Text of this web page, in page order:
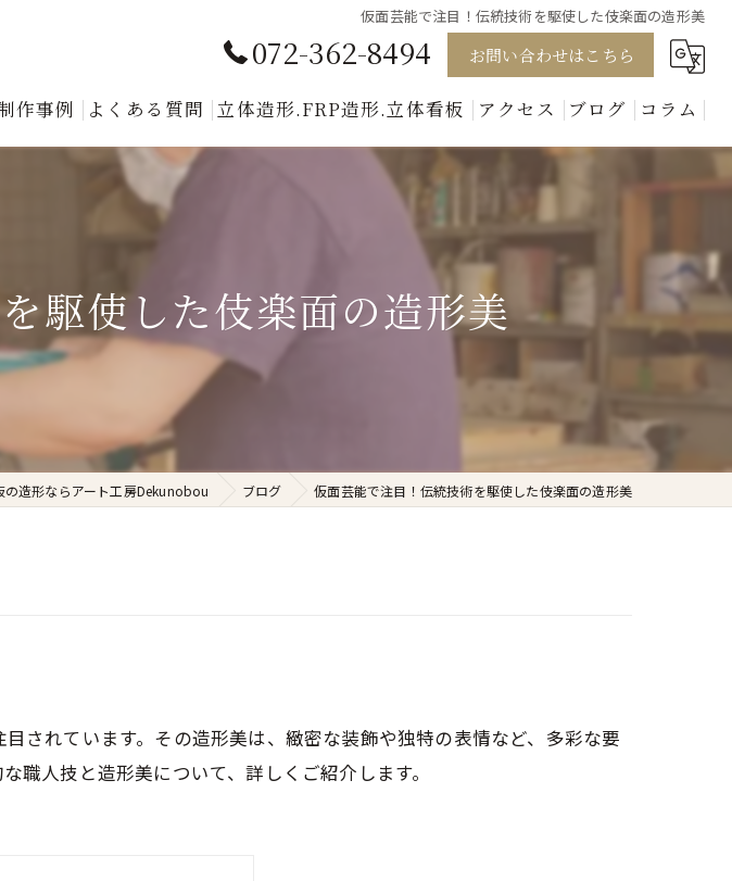
仮面芸能で注目！伝統技術を駆使した伎楽面の造形美
072-362-8494 お問い合わせはこちら
作事例 よくある質問 立体造形.FRP造形.立体看板 アクセス ブログ コラム
駆使した伎楽面の造形美
の造形ならアート工房Dekunobou ブログ 仮面芸能で注目！伝統技術を駆使した伎楽面の造形美
されています。その造形美は、緻密な装飾や独特の表情など、多彩な要
職人技と造形美について、詳しくご紹介します。